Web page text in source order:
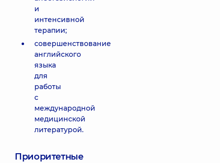
и
интенсивной
терапии;
совершенствование
английского
языка
для
работы
с
международной
медицинской
литературой.
Приоритетные